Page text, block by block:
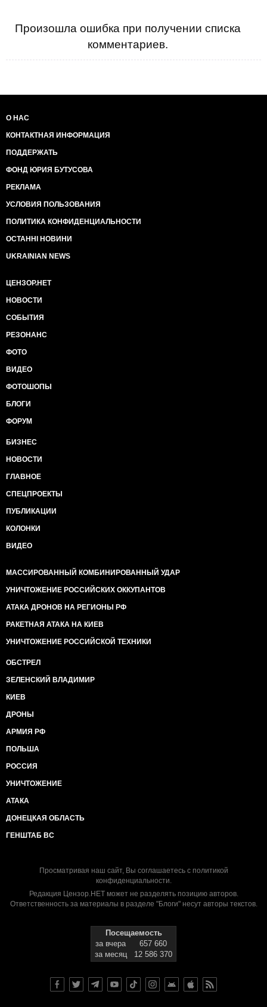
Произошла ошибка при получении списка
комментариев.
О НАС
КОНТАКТНАЯ ИНФОРМАЦИЯ
ПОДДЕРЖАТЬ
ФОНД ЮРИЯ БУТУСОВА
РЕКЛАМА
УСЛОВИЯ ПОЛЬЗОВАНИЯ
ПОЛИТИКА КОНФИДЕНЦИАЛЬНОСТИ
ОСТАННІ НОВИНИ
UKRAINIAN NEWS
ЦЕНЗОР.НЕТ
НОВОСТИ
СОБЫТИЯ
РЕЗОНАНС
ФОТО
ВИДЕО
ФОТОШОПЫ
БЛОГИ
ФОРУМ
БИЗНЕС
НОВОСТИ
ГЛАВНОЕ
СПЕЦПРОЕКТЫ
ПУБЛИКАЦИИ
КОЛОНКИ
ВИДЕО
МАССИРОВАННЫЙ КОМБИНИРОВАННЫЙ УДАР
УНИЧТОЖЕНИЕ РОССИЙСКИХ ОККУПАНТОВ
АТАКА ДРОНОВ НА РЕГИОНЫ РФ
РАКЕТНАЯ АТАКА НА КИЕВ
УНИЧТОЖЕНИЕ РОССИЙСКОЙ ТЕХНИКИ
ОБСТРЕЛ
ЗЕЛЕНСКИЙ ВЛАДИМИР
КИЕВ
ДРОНЫ
АРМИЯ РФ
ПОЛЬША
РОССИЯ
УНИЧТОЖЕНИЕ
АТАКА
ДОНЕЦКАЯ ОБЛАСТЬ
ГЕНШТАБ ВС
Просматривая наш сайт, Вы соглашаетесь с политикой
конфиденциальности.
Редакция Цензор.НЕТ может не разделять позицию авторов.
Ответственность за материалы в разделе "Блоги" несут авторы текстов.
Посещаемость
за вчера
657 660
за месяц
12 586 370